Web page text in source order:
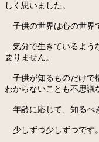
しく思いました。
子供の世界は心の世界
気分で生きているよう
要りません。
子供が知るものだけで
わからないことも不思議
年齢に応じて、知るべ
少しずつ少しずつです。